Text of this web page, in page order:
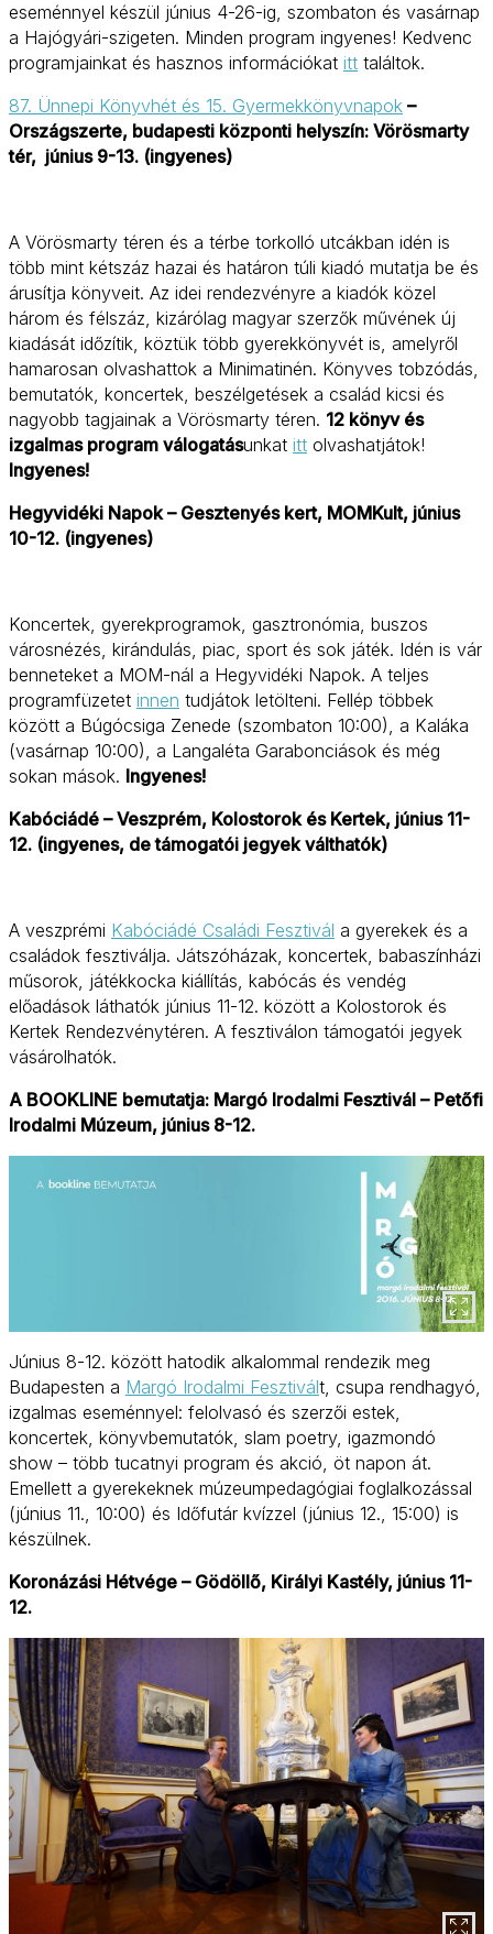
eseménnyel készül június 4-26-ig, szombaton és vasárnap
a Hajógyári-szigeten. Minden program ingyenes! Kedvenc
programjainkat és hasznos információkat itt találtok.
87. Ünnepi Könyvhét és 15. Gyermekkönyvnapok –
Országszerte, budapesti központi helyszín: Vörösmarty
tér, június 9-13. (ingyenes)
A Vörösmarty téren és a térbe torkolló utcákban idén is
több mint kétszáz hazai és határon túli kiadó mutatja be és
árusítja könyveit. Az idei rendezvényre a kiadók közel
három és félszáz, kizárólag magyar szerzők művének új
kiadását időzítik, köztük több gyerekkönyvét is, amelyről
hamarosan olvashattok a Minimatinén. Könyves tobzódás,
bemutatók, koncertek, beszélgetések a család kicsi és
nagyobb tagjainak a Vörösmarty téren. 12 könyv és
izgalmas program válogatásunkat itt olvashatjátok!
Ingyenes!
Hegyvidéki Napok – Gesztenyés kert, MOMKult, június
10-12. (ingyenes)
Koncertek, gyerekprogramok, gasztronómia, buszos
városnézés, kirándulás, piac, sport és sok játék. Idén is vár
benneteket a MOM-nál a Hegyvidéki Napok. A teljes
programfüzetet innen tudjátok letölteni. Fellép többek
között a Búgócsiga Zenede (szombaton 10:00), a Kaláka
(vasárnap 10:00), a Langaléta Garabonciások és még
sokan mások. Ingyenes!
Kabóciádé – Veszprém, Kolostorok és Kertek, június 11-
12. (ingyenes, de támogatói jegyek válthatók)
A veszprémi Kabóciádé Családi Fesztivál a gyerekek és a
családok fesztiválja. Játszóházak, koncertek, babaszínházi
műsorok, játékkocka kiállítás, kabócás és vendég
előadások láthatók június 11-12. között a Kolostorok és
Kertek Rendezvénytéren. A fesztiválon támogatói jegyek
vásárolhatók.
A BOOKLINE bemutatja: Margó Irodalmi Fesztivál – Petőfi
Irodalmi Múzeum, június 8-12.
Június 8-12. között hatodik alkalommal rendezik meg
Budapesten a Margó Irodalmi Fesztivált, csupa rendhagyó,
izgalmas eseménnyel: felolvasó és szerzői estek,
koncertek, könyvbemutatók, slam poetry, igazmondó
show – több tucatnyi program és akció, öt napon át.
Emellett a gyerekeknek múzeumpedagógiai foglalkozással
(június 11., 10:00) és Időfutár kvízzel (június 12., 15:00) is
készülnek.
Koronázási Hétvége – Gödöllő, Királyi Kastély, június 11-
12.